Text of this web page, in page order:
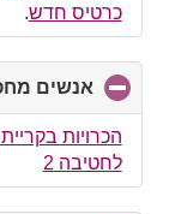
כרטיס חדש.
אנשים
הכרויות
לחטיבה 2